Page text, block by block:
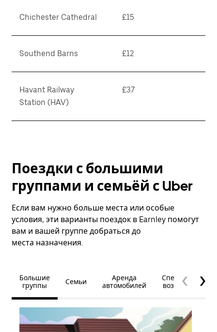
Chichester Cathedral £15
Southend Barns £12
Havant Railway
Station (HAV)
£37
Поездки с большими
группами и семьёй с Uber
Если вам нужно больше места или особые
условия, эти варианты поездок в Earnley помогут
вам и вашей группе добраться до
места назначения.
Большие
группы
Семьи
Аренда
автомобилей
Специальные
возможности